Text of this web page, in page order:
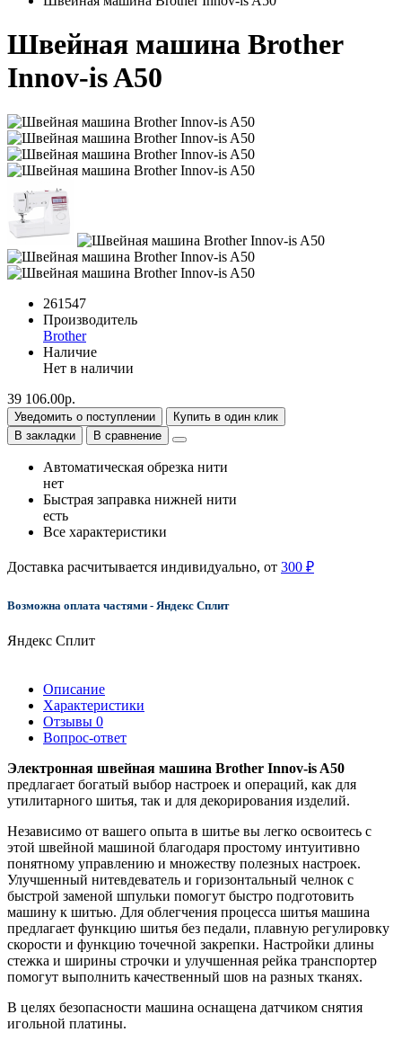
Швейная машина Brother
Innov-is A50
261547
Производитель
Brother
Наличие
Нет в наличии
39 106.00р.
Уведомить о поступлении
Купить в один клик
В закладки
В сравнение
Автоматическая обрезка нити
нет
Быстрая заправка нижней нити
есть
Все характеристики
Доставка расчитывается индивидуально, от 300 ₽
Возможна оплата частями - Яндекс Сплит
Яндекс Сплит
Описание
Характеристики
Отзывы 0
Вопрос-ответ
Электронная швейная машина Brother Innov-is A50
предлагает богатый выбор настроек и операций, как для
утилитарного шитья, так и для декорирования изделий.
Независимо от вашего опыта в шитье вы легко освоитесь с
этой швейной машиной благодаря простому интуитивно
понятному управлению и множеству полезных настроек.
Улучшенный нитевдеватель и горизонтальный челнок с
быстрой заменой шпульки помогут быстро подготовить
машину к шитью. Для облегчения процесса шитья машина
предлагает функцию шитья без педали, плавную регулировку
скорости и функцию точечной закрепки. Настройки длины
стежка и ширины строчки и улучшенная рейка транспортер
помогут выполнить качественный шов на разных тканях.
В целях безопасности машина оснащена датчиком снятия
игольной платины.